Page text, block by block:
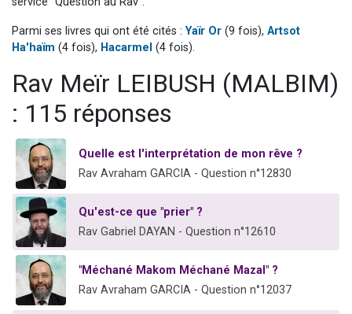
30 personnes viennent de faire un don pour Sauvez la jambe de Yohan
12 nouvelles musiques dans Torah-Box Music
Parmi ses livres qui ont été cités : Yaïr Or (9 fois), Artsot
Ha'haïm (4 fois), Hacarmel (4 fois).
Rav Meïr LEIBUSH (MALBIM)
: 115 réponses
Quelle est l'interprétation de mon rêve ?
Rav Avraham GARCIA - Question n°12830
Qu'est-ce que "prier" ?
Rav Gabriel DAYAN - Question n°12610
"Méchané Makom Méchané Mazal" ?
Rav Avraham GARCIA - Question n°12037